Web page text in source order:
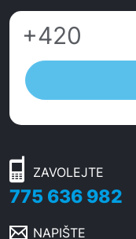
ZAVOLEJTE
775 636 982
NAPIŠTE